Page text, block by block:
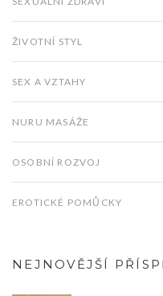
ŽIVOTNÍ STYL
SEX A VZTAHY
NURU MASÁŽE
OSOBNÍ ROZVOJ
EROTICKÉ POMŮCKY
NEJNOVĚJŠÍ